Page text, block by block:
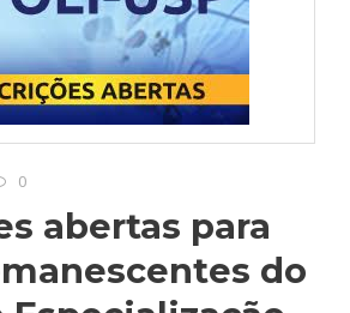
0
abertas para
do